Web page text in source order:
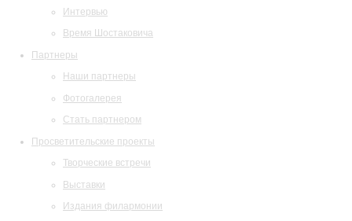
Интервью
Время Шостаковича
Партнеры
Наши партнеры
Фотогалерея
Стать партнером
Просветительские проекты
Творческие встречи
Выставки
Издания филармонии